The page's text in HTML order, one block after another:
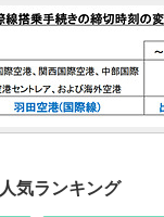
気ランキング